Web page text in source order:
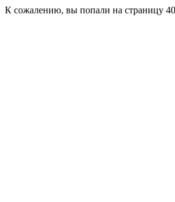
К сожалению, вы попали на страницу